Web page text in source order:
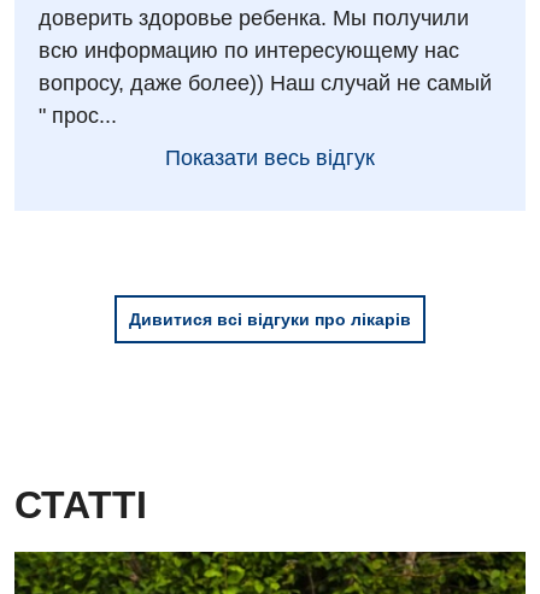
Дитяча хірургія
доверить здоровье ребенка. Мы получили
всю информацию по интересующему нас
вопросу, даже более)) Наш случай не самый
" прос...
Показати весь відгук
Дивитися всі відгуки про лікарів
СТАТТІ